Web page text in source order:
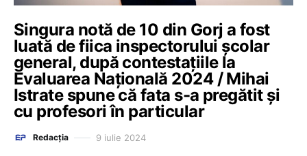
Singura notă de 10 din Gorj a fost
luată de fiica inspectorului școlar
general, după contestațiile la
Evaluarea Națională 2024 / Mihai
Istrate spune că fata s-a pregătit și
cu profesori în particular
Redacția 9 iulie 2024